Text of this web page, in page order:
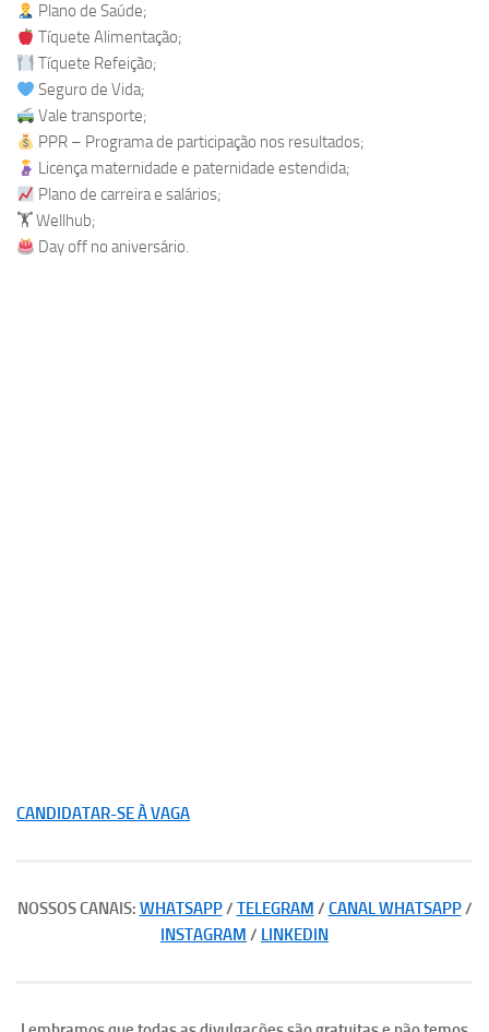
Plano de Saúde;
Tíquete Alimentação;
Tíquete Refeição;
Seguro de Vida;
Vale transporte;
PPR – Programa de participação nos resultados;
Licença maternidade e paternidade estendida;
Plano de carreira e salários;
🏋 Wellhub;
Day off no aniversário.
CANDIDATAR-SE À VAGA
NOSSOS CANAIS: WHATSAPP/ TELEGRAM / CANAL WHATSAPP/
INSTAGRAM / LINKEDIN